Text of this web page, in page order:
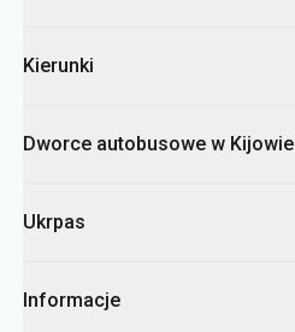
Kierunki
Dworce autobusowe w Kijowie
Ukrpas
Informacje